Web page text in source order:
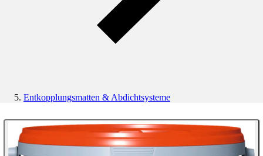
Entkopplungsmatten & Abdichtsysteme